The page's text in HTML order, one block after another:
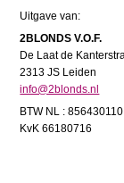
Uitgave van:
2BLONDS V.O.F.
De Laat de
2313 JS Leiden
info@2blonds.nl
BTW NL :
KvK 66180716